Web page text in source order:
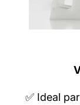
✅ Ideal